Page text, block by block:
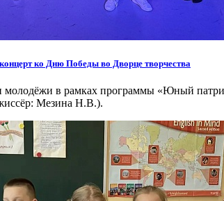
ко Дню Победы во Дворце творчества
молодёжи в рамках программы «Юный
Мезина Н.В.).